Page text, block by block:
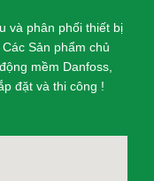
và phân phối thiết bị
Sản phẩm chủ
mềm Danfoss,
đặt và thi công !